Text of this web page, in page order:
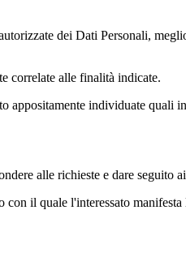
dei Dati Personali,
correlate alle finalità indicate.
appositamente individuate quali
alle richieste e dare seguito
il quale l'interessato